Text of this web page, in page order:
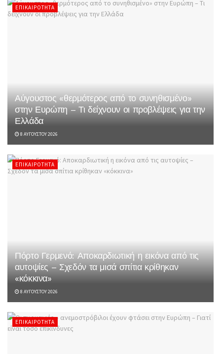
ΕΠΙΚΑΙΡΌΤΗΤΑ
Αύγουστος «θερμότερος από το συνηθισμένο»
στην Ευρώπη – Τι δείχνουν οι προβλέψεις για την
Ελλάδα
8 ΑΥΓΟΎΣΤΟΥ 2026
ΕΠΙΚΑΙΡΌΤΗΤΑ
Πόρτο Γερμενό: Αποκαρδιωτική η εικόνα από τις
αυτοψίες – Σχεδόν τα μισά σπίτια κρίθηκαν
«κόκκινα»
8 ΑΥΓΟΎΣΤΟΥ 2026
ΕΠΙΚΑΙΡΌΤΗΤΑ